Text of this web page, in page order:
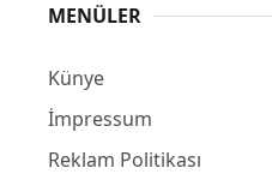
MENÜLER
Künye
İmpressum
Reklam Politikası